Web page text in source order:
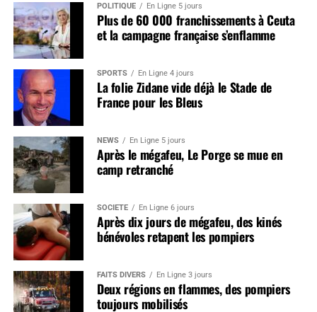
POLITIQUE En Ligne 5 jours
Plus de 60 000 franchissements à Ceuta
et la campagne française s’enflamme
SPORTS En Ligne 4 jours
La folie Zidane vide déjà le Stade de
France pour les Bleus
NEWS En Ligne 5 jours
Après le mégafeu, Le Porge se mue en
camp retranché
SOCIÉTÉ En Ligne 6 jours
Après dix jours de mégafeu, des kinés
bénévoles retapent les pompiers
FAITS DIVERS En Ligne 3 jours
Deux régions en flammes, des pompiers
toujours mobilisés